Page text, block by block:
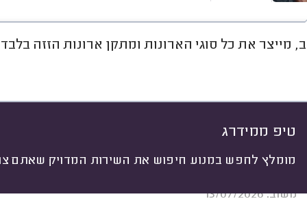
מייצר את כל סוגי הארונות ומתקן ארונות הזזה
טיפ ממידרג
מומלץ לחפש במנוע חיפוש את השירות המדויק שאתם
חוות דעת ממוצע גלריה
בניית רהיטים
משוב: 13/07/2026